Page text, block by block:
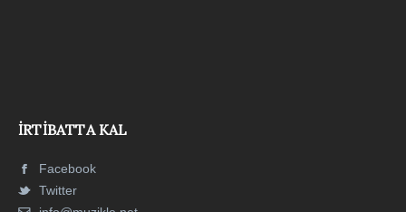
İRTIBATTA KAL
Facebook
Twitter